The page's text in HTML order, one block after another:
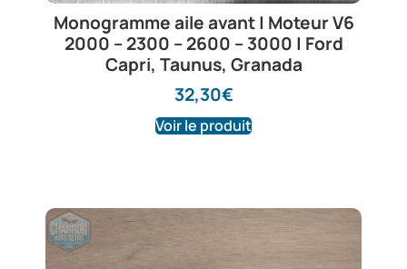
Monogramme aile avant | Moteur V6
2000 – 2300 – 2600 – 3000 | Ford
Capri, Taunus, Granada
32,30€
Voir le produit